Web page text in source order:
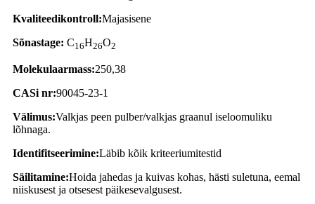
Kvaliteedikontroll:Majasisene
Sõnastage: C16H26O2
Molekulaarmass:250,38
CASi nr:90045-23-1
Välimus:Valkjas peen pulber/valkjas graanul iseloomuliku
lõhnaga.
Identifitseerimine:Läbib kõik kriteeriumitestid
Säilitamine:Hoida jahedas ja kuivas kohas, hästi suletuna, eemal
niiskusest ja otsesest päikesevalgusest.